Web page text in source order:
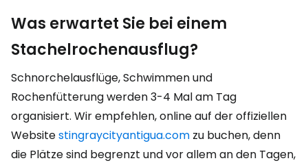
Was erwartet Sie bei einem
Stachelrochenausflug?
Schnorchelausflüge, Schwimmen und
Rochenfütterung werden 3-4 Mal am Tag
organisiert. Wir empfehlen, online auf der offiziellen
Websitestingraycityantigua.com zu buchen, denn
die Plätze sind begrenzt und vor allem an den Tagen,